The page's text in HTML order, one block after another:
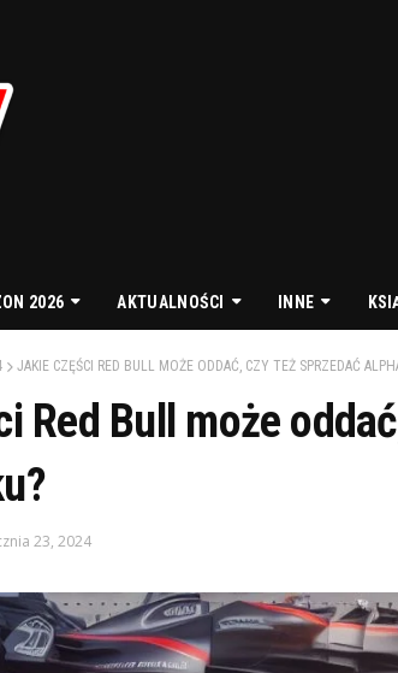
2026 AKTUALNOŚCI INNE
JAKIE CZĘŚCI RED BULL MOŻE ODDAĆ, CZY TEŻ SPRZEDAĆ
Red Bull może
23, 2024